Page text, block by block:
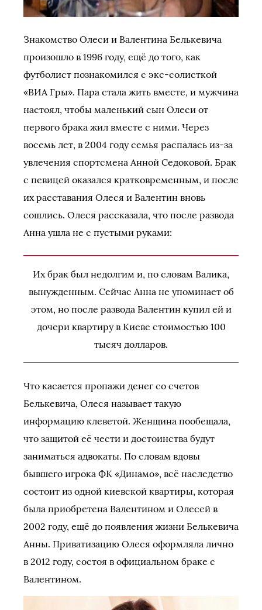
Знакомство Олеси и Валентина Белькевича
произошло в 1996 году, ещё до того, как
футболист познакомился с экс-солисткой
«ВИА Гры». Пара стала жить вместе, и мужчина
настоял, чтобы маленький сын Олеси от
первого брака жил вместе с ними. Через
восемь лет, в 2004 году семья распалась из-за
увлечения спортсмена Анной Седоковой. Брак
с певицей оказался кратковременным, и после
их расставания Олеся и Валентин вновь
сошлись. Олеся рассказала, что после развода
Анна ушла не с пустыми руками:
Их брак был недолгим и, по словам Валика,
вынужденным. Сейчас Анна не упоминает об
этом, но после развода Валентин купил ей и
дочери квартиру в Киеве стоимостью 100
тысяч долларов.
Что касается пропажи денег со счетов
Белькевича, Олеся называет такую
информацию клеветой. Женщина пообещала,
что защитой её чести и достоинства будут
заниматься адвокаты. По словам вдовы
бывшего игрока ФК «Динамо», всё наследство
состоит из одной киевской квартиры, которая
была приобретена Валентином и Олесей в
2002 году, ещё до появления жизни Белькевича
Анны. Приватизацию Олеся оформляла лично
в 2012 году, состоя в официальном браке с
Валентином.